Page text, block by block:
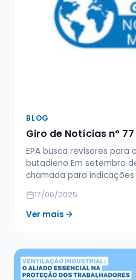
BLOG
Giro de Notícias n°
EPA busca revisores para
butadieno Em setembro
chamada para
17/06/2025
Ver mais